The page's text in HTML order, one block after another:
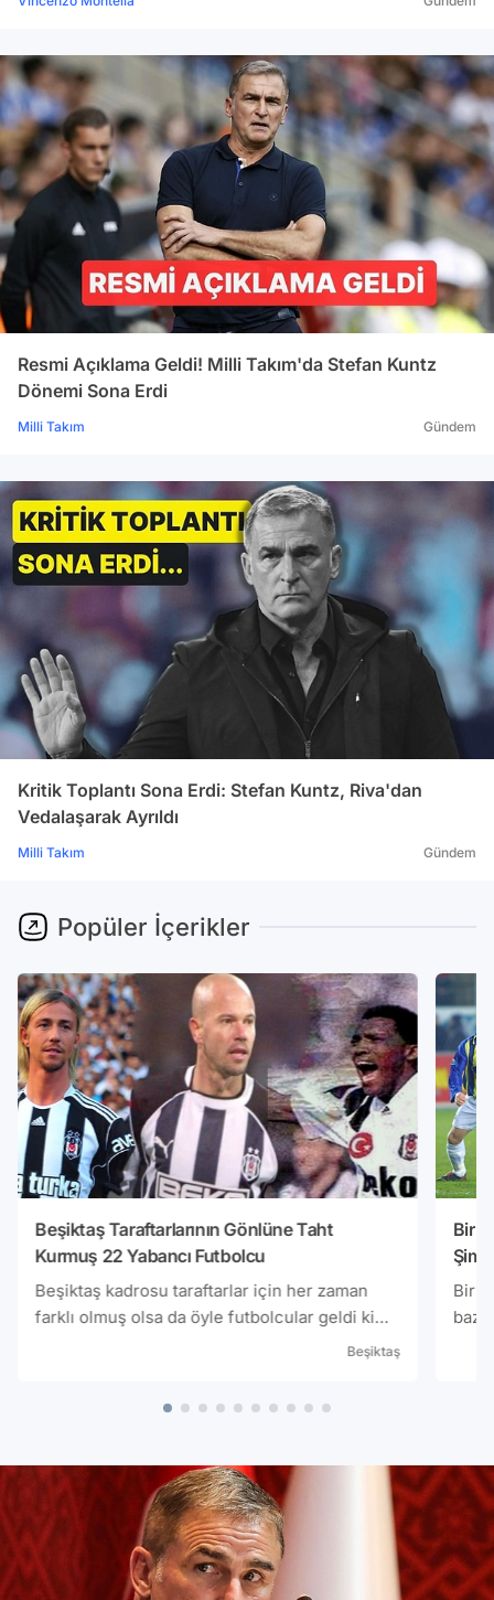
Resmi Açıklama Geldi! Milli Takım'da Stefan Kuntz
Dönemi Sona Erdi
Milli Takım Gündem
Kritik Toplantı Sona Erdi: Stefan Kuntz, Riva'dan
Vedalaşarak Ayrıldı
Milli Takım Gündem
Popüler İçerikler
Beşiktaş Taraftarlarının Gönlüne Taht
Kurmuş 22 Yabancı Futbolcu
Beşiktaş kadrosu taraftarlar için her zaman
farklı olmuş olsa da öyle futbolcular geldi ki
yıllar geçse de taraftarların gönlünde herBeşiktaş
Bir
Bir